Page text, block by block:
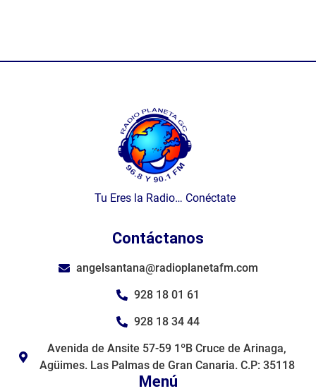
Tu Eres la Radio… Conéctate
Menú
Contáctanos
angelsantana@radioplanetafm.com
928 18 01 61
928 18 34 44
Avenida de Ansite 57-59 1ºB Cruce de Arinaga,
Agüimes. Las Palmas de Gran Canaria. C.P: 35118